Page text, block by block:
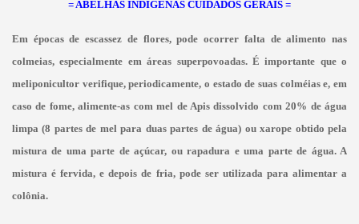
= ABELHAS INDÍGENAS CUIDADOS GERAIS =
Em épocas de escassez de flores, pode ocorrer falta de alimento nas
colmeias, especialmente em áreas superpovoadas. É importante que o
meliponicultor verifique, periodicamente, o estado de suas colméias e, em
caso de fome, alimente-as com mel de Apis dissolvido com 20% de água
limpa (8 partes de mel para duas partes de água) ou xarope obtido pela
mistura de uma parte de açúcar, ou rapadura e uma parte de água. A
mistura é fervida, e depois de fria, pode ser utilizada para alimentar a
colônia.